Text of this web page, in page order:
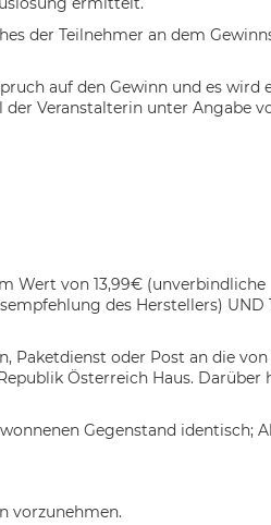
der Teilnehmer an dem
auf den Gewinn und es wird
Veranstalterin unter Angabe
Wert von 13,99€ (unverbindliche
des Herstellers) UND
Paketdienst oder Post an die
ÖsterreichHaus. Darüber
Gegenstand identisch;
vorzunehmen.